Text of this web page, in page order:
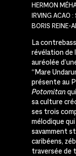
HERMON
IRVING ACAO
BORIS REINE-
La
révélation de
auréolée
“Mare
présente au
Potomitan
sa culture
ses trois
mélodique
savamment
caribéens,
traversée de